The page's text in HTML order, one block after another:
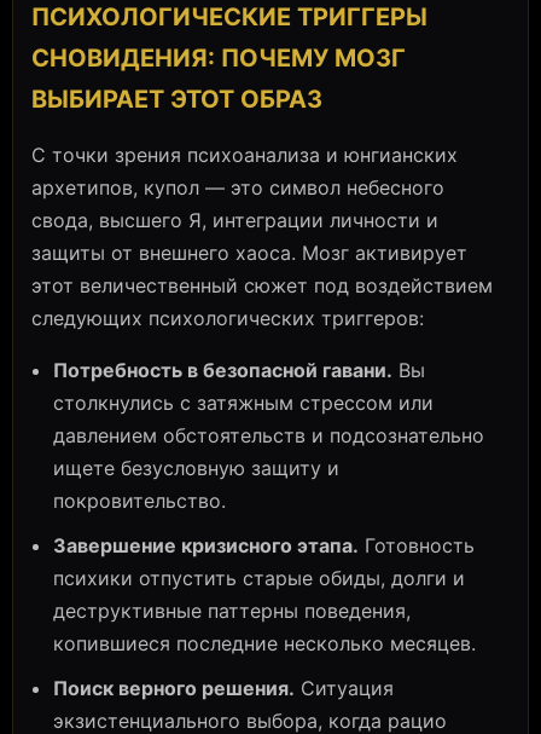
ПСИХОЛОГИЧЕСКИЕ ТРИГГЕРЫ
СНОВИДЕНИЯ: ПОЧЕМУ МОЗГ
ВЫБИРАЕТ ЭТОТ ОБРАЗ
С точки зрения психоанализа и юнгианских
архетипов, купол — это символ небесного
свода, высшего Я, интеграции личности и
защиты от внешнего хаоса. Мозг активирует
этот величественный сюжет под воздействием
следующих психологических триггеров:
Потребность в безопасной гавани. Вы
столкнулись с затяжным стрессом или
давлением обстоятельств и подсознательно
ищете безусловную защиту и
покровительство.
Завершение кризисного этапа. Готовность
психики отпустить старые обиды, долги и
деструктивные паттерны поведения,
копившиеся последние несколько месяцев.
Поиск верного решения. Ситуация
экзистенциального выбора, когда рацио